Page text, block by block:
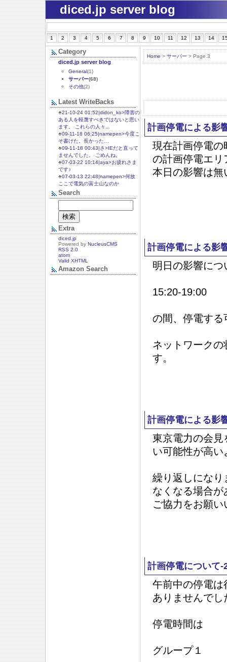
diced.jp server blog
1 2 3 4 5 6 7 8 9 10 11 12 13 14
Home > サーバー > Page.3
計画停電による影
現在計画停電の
の計画停電エリ
本日の影響は無
計画停電による影
明日の影響につ
15:20-19:00
の間、停電する
ネットワーク
す。
計画停電による影
東京電力の会見
い可能性が高い
繰り返しになり
なくなる場合が
ご協力をお願
計画停電について-
午前中の停電は
ありませんでし
停電時間は
グループ１
Category
diced.jp server blog
General(1)
サーバー(68)
その他(2)
Latest WriteBacks
♣21-10-24 01:52|didon_ko>障害の
ある人を軽蔑すべきではないと思い
ます。 これらの人々...
♣09-11-18 06:25|namepen>今度こ
そ書けた。長かった…
♣09-11-18 00:43|さ>IEだと直って
ませんでした。 ごめんね。
♣07-03-22 10:14|aya>お疲れさま
です♪
♣07-03-13 22:48|namepen>何故
ここで電気の富士山なのか
Search
Extra
diced.jp
Powered by NucleusCMS
RSS 2.0
atom
Valid XHTML
Amazon Search